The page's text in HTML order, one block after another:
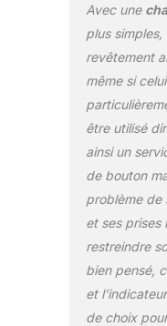
Avec une
plus
revêtement
même si
être utilisé
ainsi un
de bouton
problème de
et ses prises
restreindre
bien pensé,
et
de choix